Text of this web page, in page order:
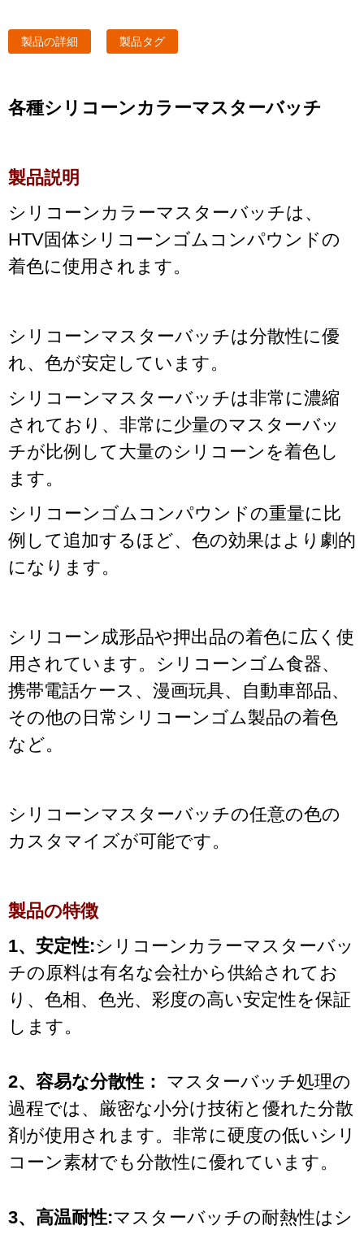
製品の詳細 製品タグ
各種シリコーンカラーマスターバッチ
製品説明
シリコーンカラーマスターバッチは、
HTV固体シリコーンゴムコンパウンドの
着色に使用されます。
シリコーンマスターバッチは分散性に優
れ、色が安定しています。
シリコーンマスターバッチは非常に濃縮
されており、非常に少量のマスターバッ
チが比例して大量のシリコーンを着色し
ます。
シリコーンゴムコンパウンドの重量に比
例して追加するほど、色の効果はより劇的
になります。
シリコーン成形品や押出品の着色に広く使
用されています。シリコーンゴム食器、
携帯電話ケース、漫画玩具、自動車部品、
その他の日常シリコーンゴム製品の着色
など。
シリコーンマスターバッチの任意の色の
カスタマイズが可能です。
製品の特徴
1、安定性:シリコーンカラーマスターバッ
チの原料は有名な会社から供給されてお
り、色相、色光、彩度の高い安定性を保証
します。
2、容易な分散性： マスターバッチ処理の
過程では、厳密な小分け技術と優れた分散
剤が使用されます。非常に硬度の低いシリ
コーン素材でも分散性に優れています。
3、高温耐性:マスターバッチの耐熱性はシ